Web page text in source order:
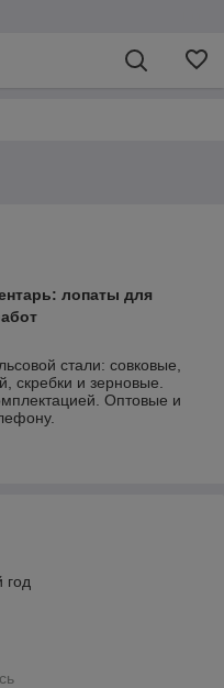
лопаты для
стали: совковые,
скребки и зерновые.
Оптовые и
год